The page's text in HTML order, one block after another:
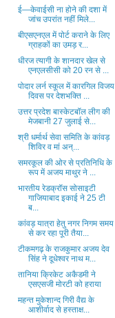
ई—केवाईसी ना होने की दशा में
जांच उपरांत नहीं मिले...
बीएसएनएल में पोर्ट कराने के लिए
ग्राहकों का उमड़ र...
धीरज त्यागी के शानदार खेल से
एनएलसीसी को 20 रन से ...
पोदार लर्न स्कूल में कारगिल विजय
दिवस पर देशभक्ति ...
उत्तर प्रदेश बास्केटबॉल लीग की
मेजबानी 27 जुलाई से...
श्री धर्मार्थ सेवा समिति के कांवड़
शिविर व मां अन्...
समरकूल की ओर से प्रतिनिधि के
रूप में अजय माथुर ने ...
भारतीय रेडक्रॉस सोसाइटी
गाजियाबाद इकाई ने 25 टी
ब...
कांवड़ यात्रा हेतु नगर निगम समय
से कर रहा पूरी तैया...
टीकमगढ़ के राजकुमार अजय देव
सिंह ने दूधेश्वर नाथ म...
तानिया क्रिकेट अकैडमी ने
एसएसजी मोरटी को हराया
महन्त मुकेशान्द गिरी वैद्य के
आशीर्वाद से हस्ताक्ष...